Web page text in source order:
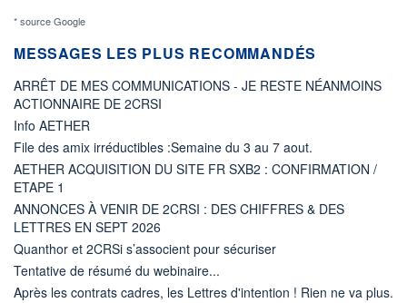
* source Google
MESSAGES LES PLUS RECOMMANDÉS
ARRÊT DE MES COMMUNICATIONS - JE RESTE NÉANMOINS
ACTIONNAIRE DE 2CRSI
Info AETHER
File des amix irréductibles :Semaine du 3 au 7 aout.
AETHER ACQUISITION DU SITE FR SXB2 : CONFIRMATION /
ETAPE 1
ANNONCES À VENIR DE 2CRSI : DES CHIFFRES & DES
LETTRES EN SEPT 2026
Quanthor et 2CRSi s’associent pour sécuriser
Tentative de résumé du webinaire...
Après les contrats cadres, les Lettres d'intention ! Rien ne va plus.